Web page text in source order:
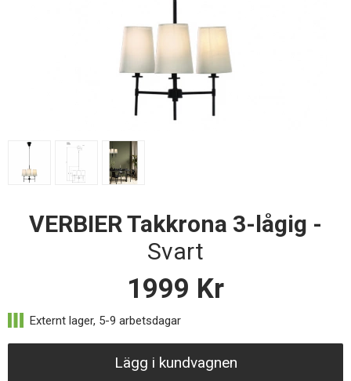
VERBIER Takkrona 3-lågig -
Svart
1999 Kr
Lägg i kundvagnen